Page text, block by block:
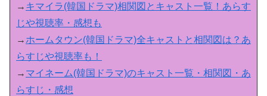
→ キマイラ(韓国ドラマ)相関図とキャスト一覧！あらす
じや視聴率・感想も
→ ホームタウン(韓国ドラマ)全キャストと相関図は？あ
らすじや視聴率も！
→ マイネーム(韓国ドラマ)のキャスト一覧・相関図・あ
らすじ・感想